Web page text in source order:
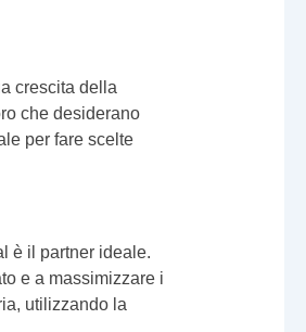
crescita della
che desiderano
per fare scelte
è il partner ideale.
e a massimizzare i
utilizzando la